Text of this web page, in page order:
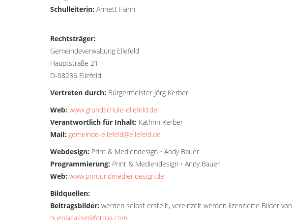
Schulleiterin: Annett Hahn
Rechtsträger:
Gemeindeverwaltung Ellefeld
Hauptstraße 21
D-08236 Ellefeld
Vertreten durch: Bürgermeister Jörg Kerber
Web: www.grundschule-ellefeld.de
Verantwortlich für Inhalt: Kathrin Kerber
Mail: gemeinde-ellefeld@ellefeld.de
Webdesign: Print & Mediendesign • Andy Bauer
Programmierung: Print & Mediendesign • Andy Bauer
Web: www.printundmediendesign.de
Bildquellen:
Beitragsbilder: werden selbst erstellt, vereinzelt werden lizenzierte Bilder von
hugolacasse@fotolia.com